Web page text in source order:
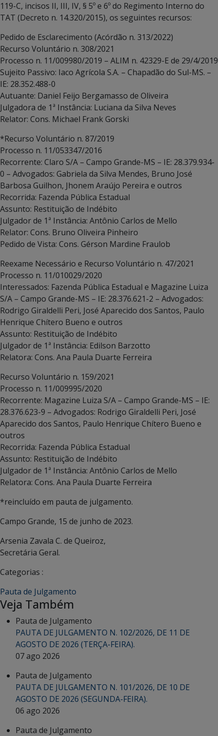
119-C, incisos II, III, IV, § 5º e 6º do Regimento Interno do
TAT (Decreto n. 14.320/2015), os seguintes recursos:
Pedido de Esclarecimento (Acórdão n. 313/2022)
Recurso Voluntário n. 308/2021
Processo n. 11/009980/2019 – ALIM n. 42329-E de 29/4/2019
Sujeito Passivo: Iaco Agrícola S.A. – Chapadão do Sul-MS. –
IE: 28.352.488-0
Autuante: Daniel Feijo Bergamasso de Oliveira
Julgadora de 1ª Instância: Luciana da Silva Neves
Relator: Cons. Michael Frank Gorski
*Recurso Voluntário n. 87/2019
Processo n. 11/053347/2016
Recorrente: Claro S/A – Campo Grande-MS – IE: 28.379.934-
0 – Advogados: Gabriela da Silva Mendes, Bruno José
Barbosa Guilhon, Jhonem Araújo Pereira e outros
Recorrida: Fazenda Pública Estadual
Assunto: Restituição de Indébito
Julgador de 1ª Instância: Antônio Carlos de Mello
Relator: Cons. Bruno Oliveira Pinheiro
Pedido de Vista: Cons. Gérson Mardine Fraulob
Reexame Necessário e Recurso Voluntário n. 47/2021
Processo n. 11/010029/2020
Interessados: Fazenda Pública Estadual e Magazine Luiza
S/A – Campo Grande-MS – IE: 28.376.621-2 – Advogados:
Rodrigo Giraldelli Peri, José Aparecido dos Santos, Paulo
Henrique Chítero Bueno e outros
Assunto: Restituição de Indébito
Julgador de 1ª Instância: Edilson Barzotto
Relatora: Cons. Ana Paula Duarte Ferreira
Recurso Voluntário n. 159/2021
Processo n. 11/009995/2020
Recorrente: Magazine Luiza S/A – Campo Grande-MS – IE:
28.376.623-9 – Advogados: Rodrigo Giraldelli Peri, José
Aparecido dos Santos, Paulo Henrique Chítero Bueno e
outros
Recorrida: Fazenda Pública Estadual
Assunto: Restituição de Indébito
Julgador de 1ª Instância: Antônio Carlos de Mello
Relatora: Cons. Ana Paula Duarte Ferreira
*reincluído em pauta de julgamento.
Campo Grande, 15 de junho de 2023.
Arsenia Zavala C. de Queiroz,
Secretária Geral.
Categorias :
Pauta de Julgamento
Veja Também
Pauta de Julgamento
PAUTA DE JULGAMENTO N. 102/2026, DE 11 DE
AGOSTO DE 2026 (TERÇA-FEIRA).
07 ago 2026
Pauta de Julgamento
PAUTA DE JULGAMENTO N. 101/2026, DE 10 DE
AGOSTO DE 2026 (SEGUNDA-FEIRA).
06 ago 2026
Pauta de Julgamento